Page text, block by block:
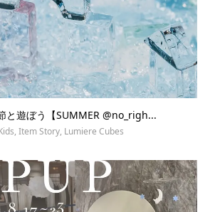
と遊ぼう【SUMMER @no_righ...
, Item Story, Lumiere Cubes